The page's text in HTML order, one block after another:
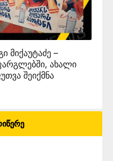
მიქაუტაძე –
ახალი
შეიქმნა